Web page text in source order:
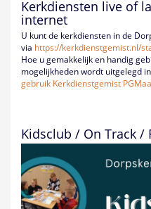
Kerkdiensten live of
internet
U kunt de kerkdiensten in de
via https://kerkdienstgemist.nl/
Hoe u gemakkelijk en handig
mogelijkheden wordt uitgelegd
gebruik Kerkdienstgemist
Kidsclub / On Track /